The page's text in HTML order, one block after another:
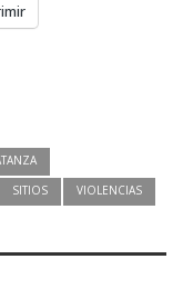
SITIOS VIOLENCIAS